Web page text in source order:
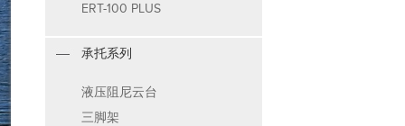
ERT-100 PLUS
承托系列
液压阻尼云台
三脚架